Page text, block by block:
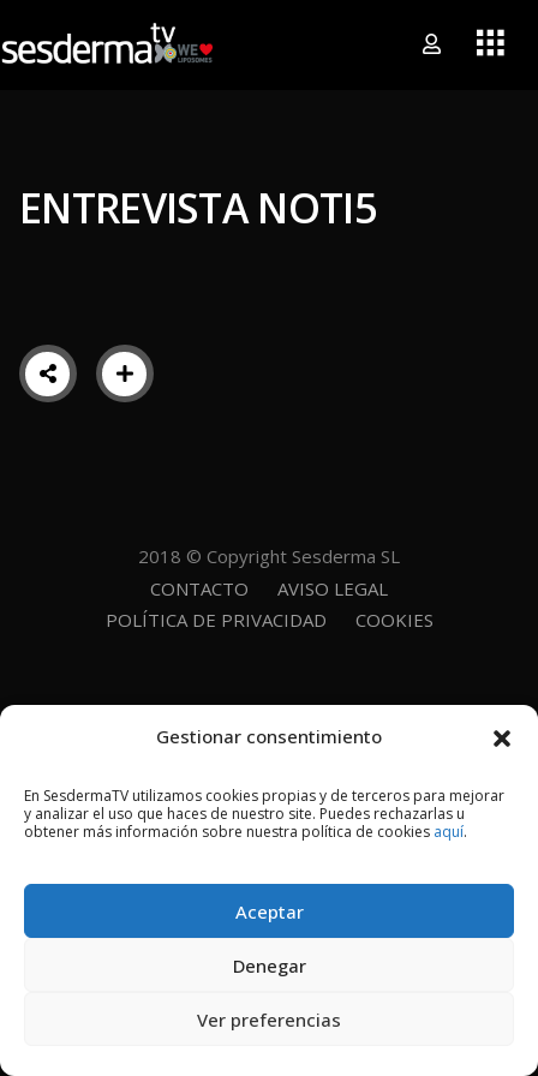
Gestionar consentimiento
En SesdermaTV utilizamos cookies propias y de terceros para mejorar
y analizar el uso que haces de nuestro site. Puedes rechazarlas u
obtener más información sobre nuestra política de cookies aquí.
Aceptar
Denegar
Ver preferencias
ENTREVISTA NOTI5
2018 © Copyright Sesderma SL
CONTACTO
AVISO LEGAL
POLÍTICA DE PRIVACIDAD
COOKIES